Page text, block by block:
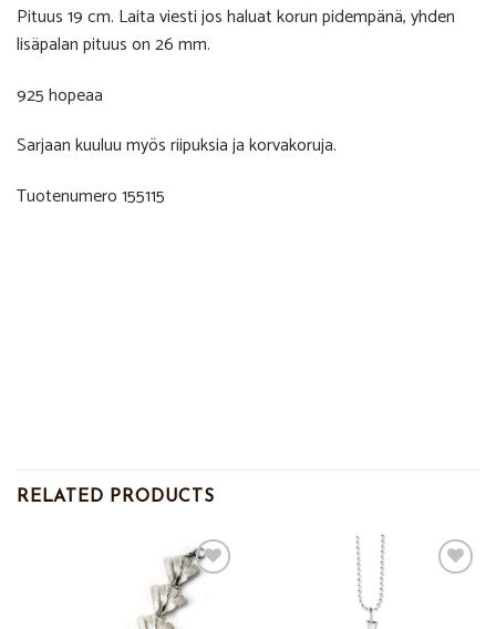
Pituus 19 cm. Laita viesti jos haluat korun pidempänä, yhden
lisäpalan pituus on 26 mm.
925 hopeaa
Sarjaan kuuluu myös riipuksia ja korvakoruja.
Tuotenumero 155115
RELATED PRODUCTS